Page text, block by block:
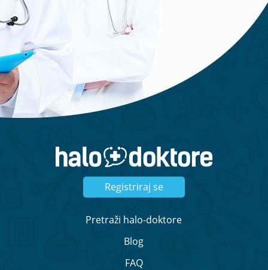
Zatražite ponudu
Registriraj se
Pretraži halo-doktore
Blog
FAQ